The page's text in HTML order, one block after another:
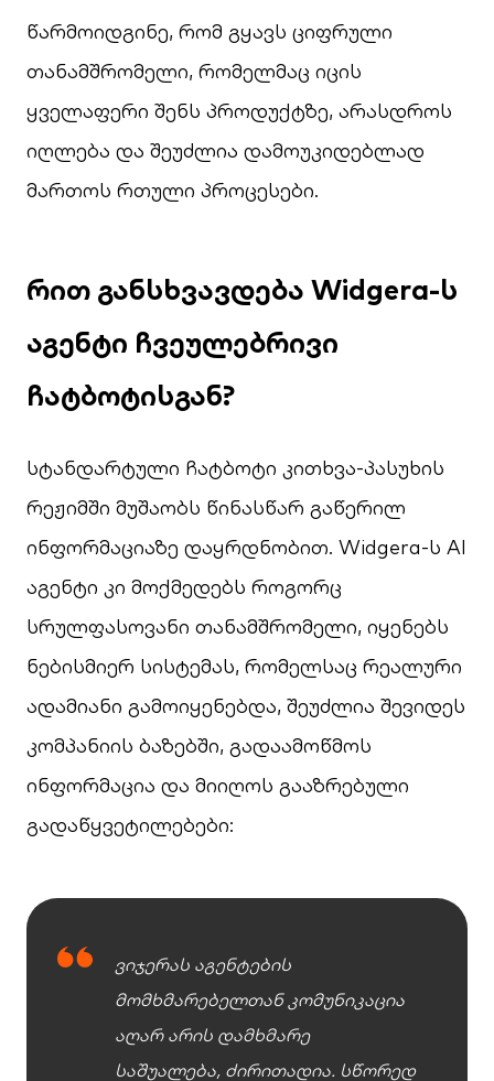
წარმოიდგინე, რომ გყავს ციფრული
თანამშრომელი, რომელმაც იცის
ყველაფერი შენს პროდუქტზე, არასდროს
იღლება და შეუძლია დამოუკიდებლად
მართოს რთული პროცესები.
რით განსხვავდება Widgera-ს
აგენტი ჩვეულებრივი
ჩატბოტისგან?
სტანდარტული ჩატბოტი კითხვა-პასუხის
რეჟიმში მუშაობს წინასწარ გაწერილ
ინფორმაციაზე დაყრდნობით. Widgera-ს AI
აგენტი კი მოქმედებს როგორც
სრულფასოვანი თანამშრომელი, იყენებს
ნებისმიერ სისტემას, რომელსაც რეალური
ადამიანი გამოიყენებდა, შეუძლია შევიდეს
კომპანიის ბაზებში, გადაამოწმოს
ინფორმაცია და მიიღოს გააზრებული
გადაწყვეტილებები:
ვიჯერას აგენტების
მომხმარებელთან კომუნიკაცია
აღარ არის დამხმარე
საშუალება, ძირითადია. სწორედ